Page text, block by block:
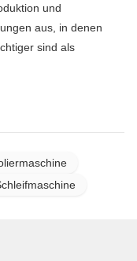
und
aus, in denen
sind als